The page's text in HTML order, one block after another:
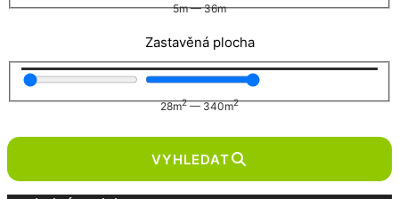
5m—36m
Zastavěná plocha
28m2—340m2
VYHLEDAT